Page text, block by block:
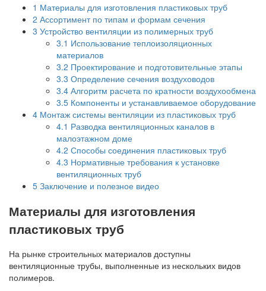
1 Материалы для изготовления пластиковых труб
2 Ассортимент по типам и формам сечения
3 Устройство вентиляции из полимерных труб
3.1 Использование теплоизоляционных
материалов
3.2 Проектирование и подготовительные этапы
3.3 Определение сечения воздуховодов
3.4 Алгоритм расчета по кратности воздухообмена
3.5 Компоненты и устанавливаемое оборудование
4 Монтаж системы вентиляции из пластиковых труб
4.1 Разводка вентиляционных каналов в
малоэтажном доме
4.2 Способы соединения пластиковых труб
4.3 Нормативные требования к установке
вентиляционных труб
5 Заключение и полезное видео
Материалы для изготовления
пластиковых труб
На рынке строительных материалов доступны
вентиляционные трубы, выполненные из нескольких видов
полимеров.